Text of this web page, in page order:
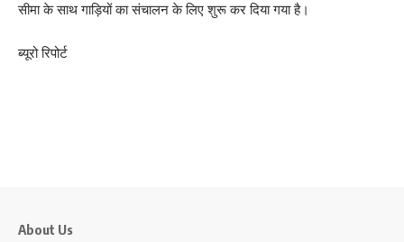
सीमा के साथ गाड़ियों का संचालन के लिए शुरू कर दिया गया है।
ब्यूरो रिपोर्ट
About Us